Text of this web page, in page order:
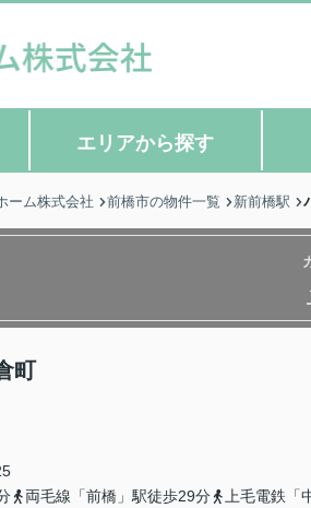
エリアから探す
ーム株式会社 前橋市の物件一覧 新前橋駅
町
両毛線「前橋」駅徒歩29分 上毛電鉄「